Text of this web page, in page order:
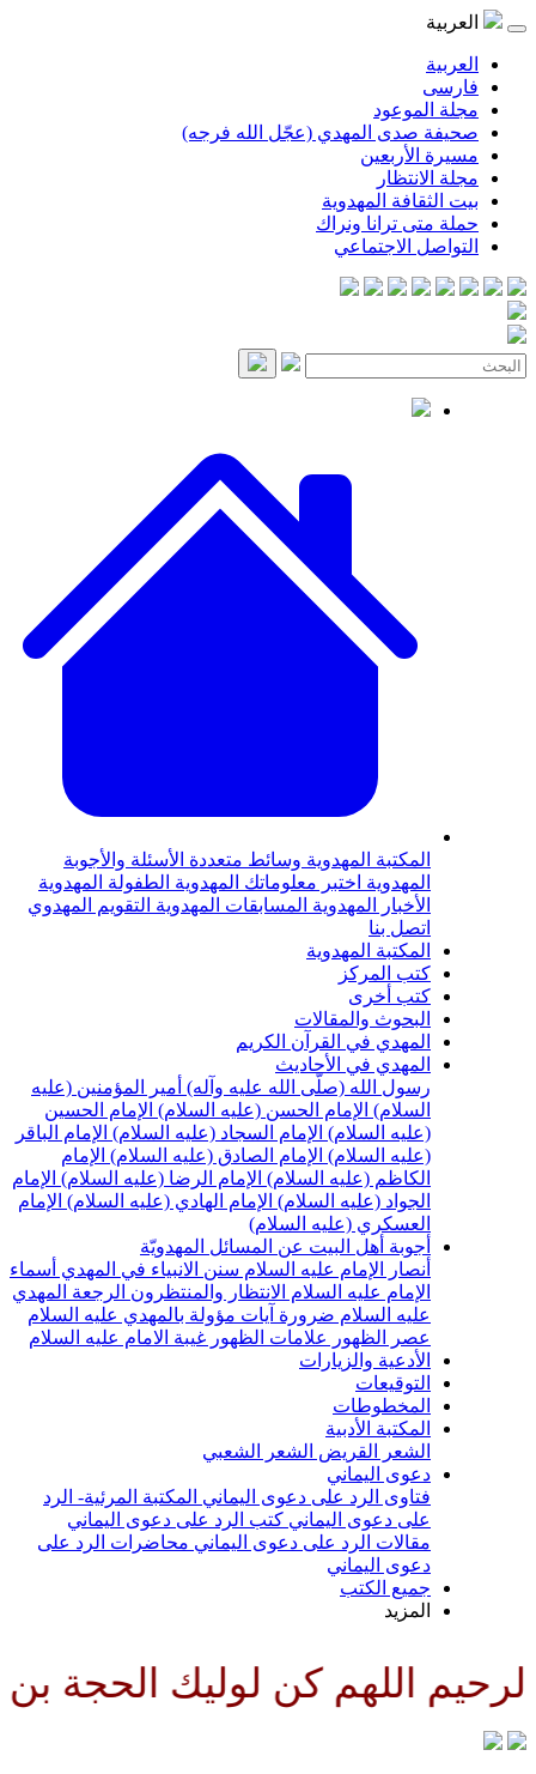
المهدي (عجّل الله فرجه)
المهدوية
ترانا ونراك
الاجتماعي
المهدويةوسائط متعددةالأسئلة والأجوبة
اختبر معلوماتك المهدويةالطفولة المهدوية
المهدويةالمسابقات المهدويةالتقويم المهدوي
المهدوية
والمقالات
في القرآن الكريم
في الأحاديث
الله (صلّى الله عليه وآله) أمير المؤمنين (عليه
الإمام الحسن (عليه السلام) الإمام الحسين
الإمام السجاد (عليه السلام) الإمام الباقر
الإمام الصادق (عليه السلام) الإمام
(عليه السلام) الإمام الرضا (عليه السلام) الإمام
(عليه السلام) الإمام الهادي (عليه السلام) الإمام
(عليه السلام)
أهل البيت عن المسائل المهدويّة
الإمام عليه السلامسنن الانبياء في المهديأسماء
عليه السلامالانتظار والمنتظرونالرجعةالمهدي
السلام ضرورة آيات مؤولة بالمهدي عليه السلام
علامات الظهورغيبة الامام عليه السلام
والزيارات
الأدبية
الشعر الشعبي
اليماني
الرد على دعوى اليماني المكتبة المرئية- الرد
دعوى اليماني كتب الرد على دعوى اليماني
الرد على دعوى اليماني محاضرات الرد على
كن لوليك الحجة بن الحسن